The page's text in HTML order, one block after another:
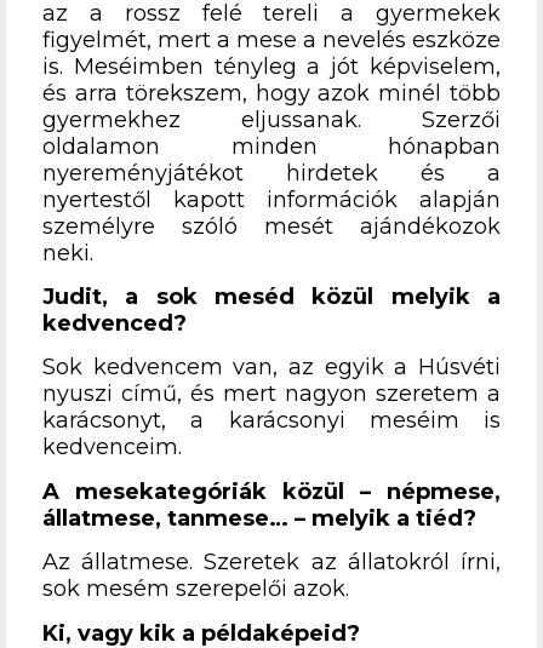
az a rossz felé tereli a gyermekek
figyelmét, mert a mese a nevelés eszköze
is. Meséimben tényleg a jót képviselem,
és arra törekszem, hogy azok minél több
gyermekhez eljussanak. Szerzői
oldalamon minden hónapban
nyereményjátékot hirdetek és a
nyertestől kapott információk alapján
személyre szóló mesét ajándékozok
neki.
Judit, a sok meséd közül melyik a
kedvenced?
Sok kedvencem van, az egyik a Húsvéti
nyuszi című, és mert nagyon szeretem a
karácsonyt, a karácsonyi meséim is
kedvenceim.
A mesekategóriák közül – népmese,
állatmese, tanmese… – melyik a tiéd?
Az állatmese. Szeretek az állatokról írni,
sok mesém szerepelői azok.
Ki, vagy kik a példaképeid?